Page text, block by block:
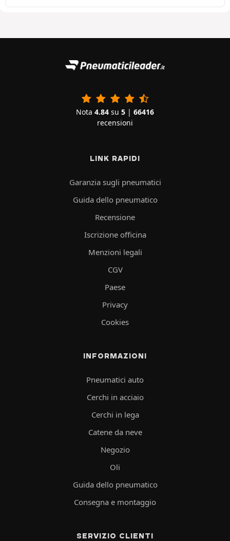
Nota 4.84 su 5 | 66416
recensioni
LINK RAPIDI
Garanzia sugli pneumatici
Guida dello pneumatico
Recensione
Iscrizione officina
Menzioni legali
CGV
Paese
Privacy
Cookies
INFORMAZIONI
Pneumatici auto
Cerchi in acciaio
Cerchi in lega
Catene da neve
Negozio
Oli
Guida dello pneumatico
Consegna e montaggio
SERVIZIO CLIENTI